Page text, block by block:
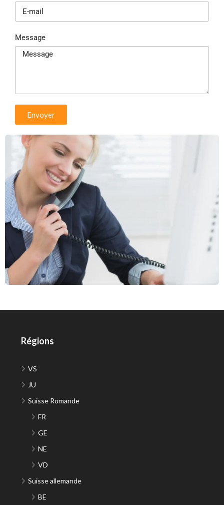
Message
Envoyer
Régions
VS
JU
Suisse Romande
FR
GE
NE
VD
Suisse allemande
BE